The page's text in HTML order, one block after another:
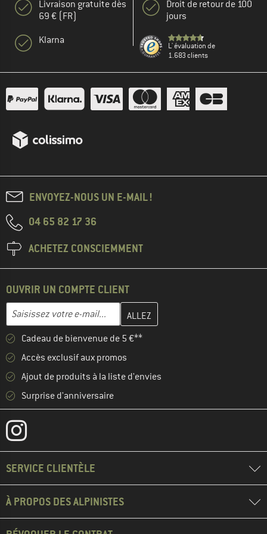
Livraison gratuite dès
69 € (FR)
Klarna
Droit de retour de 100
jours
L' évaluation de
1.683 clients
ENVOYEZ-NOUS UN E-MAIL !
04 65 82 17 36
ACHETEZ CONSCIEMMENT
OUVRIR UN COMPTE CLIENT
Adresse e-mail
Entrez votre adresse e-mail ici et créez votre compte client à la
Cadeau de bienvenue de 5 €**
Accès exclusif aux promos
Ajout de produits à la liste d'envies
Surprise d'anniversaire
SERVICE CLIENTÈLE
À PROPOS DES ALPINISTES